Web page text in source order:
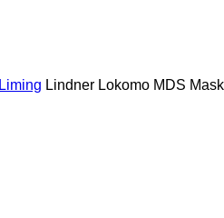
Liming Lindner Lokomo MDS